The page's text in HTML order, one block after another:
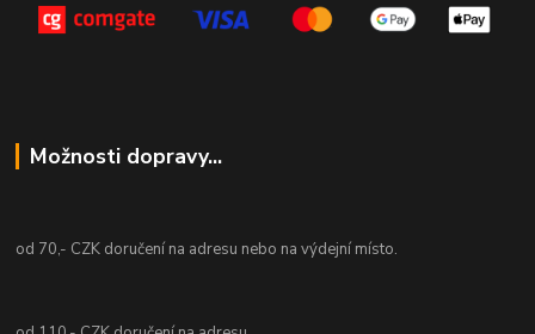
Možnosti dopravy...
od 70,- CZK doručení na adresu nebo na výdejní místo.